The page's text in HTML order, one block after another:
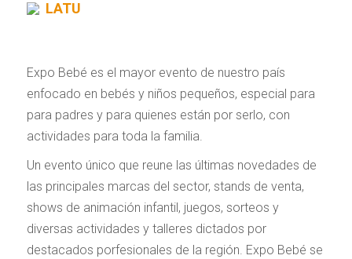
LATU
Expo Bebé es el mayor evento de nuestro país
enfocado en bebés y niños pequeños, especial para
para padres y para quienes están por serlo, con
actividades para toda la familia.
Un evento único que reune las últimas novedades de
las principales marcas del sector, stands de venta,
shows de animación infantil, juegos, sorteos y
diversas actividades y talleres dictados por
destacados porfesionales de la región. Expo Bebé se